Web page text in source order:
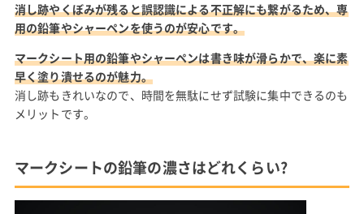
消し跡やくぼみが残ると誤認識による不正解にも繋がるため、専
用の鉛筆やシャーペンを使うのが安心です。
マークシート用の鉛筆やシャーペンは書き味が滑らかで、楽に素
早く塗り潰せるのが魅力。
消し跡もきれいなので、時間を無駄にせず試験に集中できるのも
メリットです。
マークシートの鉛筆の濃さはどれくらい?